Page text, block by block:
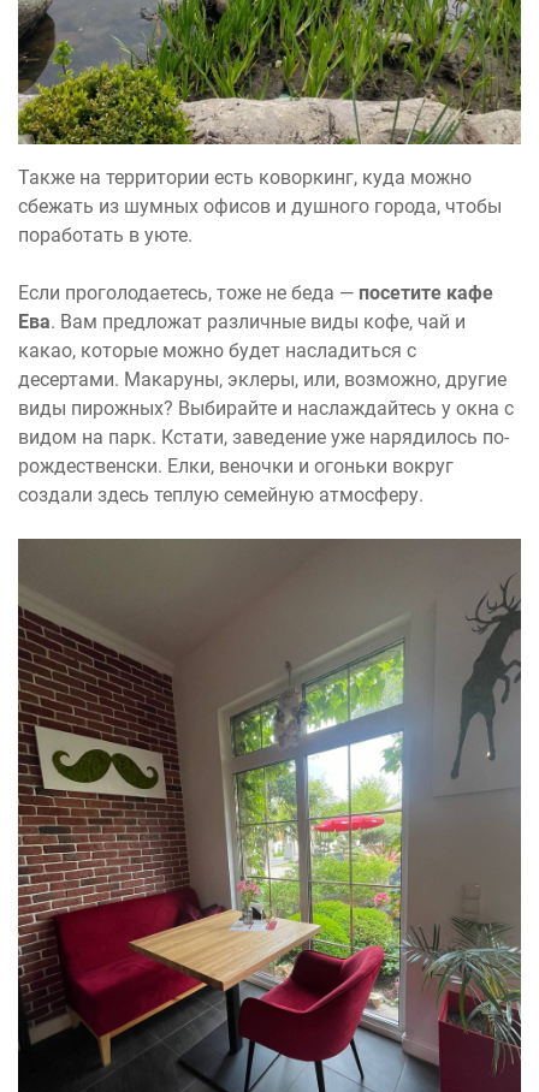
Также на территории есть коворкинг, куда можно
сбежать из шумных офисов и душного города, чтобы
поработать в уюте.
Если проголодаетесь, тоже не беда — посетите кафе
Ева. Вам предложат различные виды кофе, чай и
какао, которые можно будет насладиться с
десертами. Макаруны, эклеры, или, возможно, другие
виды пирожных? Выбирайте и наслаждайтесь у окна с
видом на парк. Кстати, заведение уже нарядилось по-
рождественски. Елки, веночки и огоньки вокруг
создали здесь теплую семейную атмосферу.